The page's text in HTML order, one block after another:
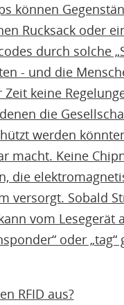
können
Rucksack oder
durch solche
- und die
Zeit keine
die
werden
macht. Keine
die
versorgt. Sobald
vom Lesegerät
oder
RFID aus?